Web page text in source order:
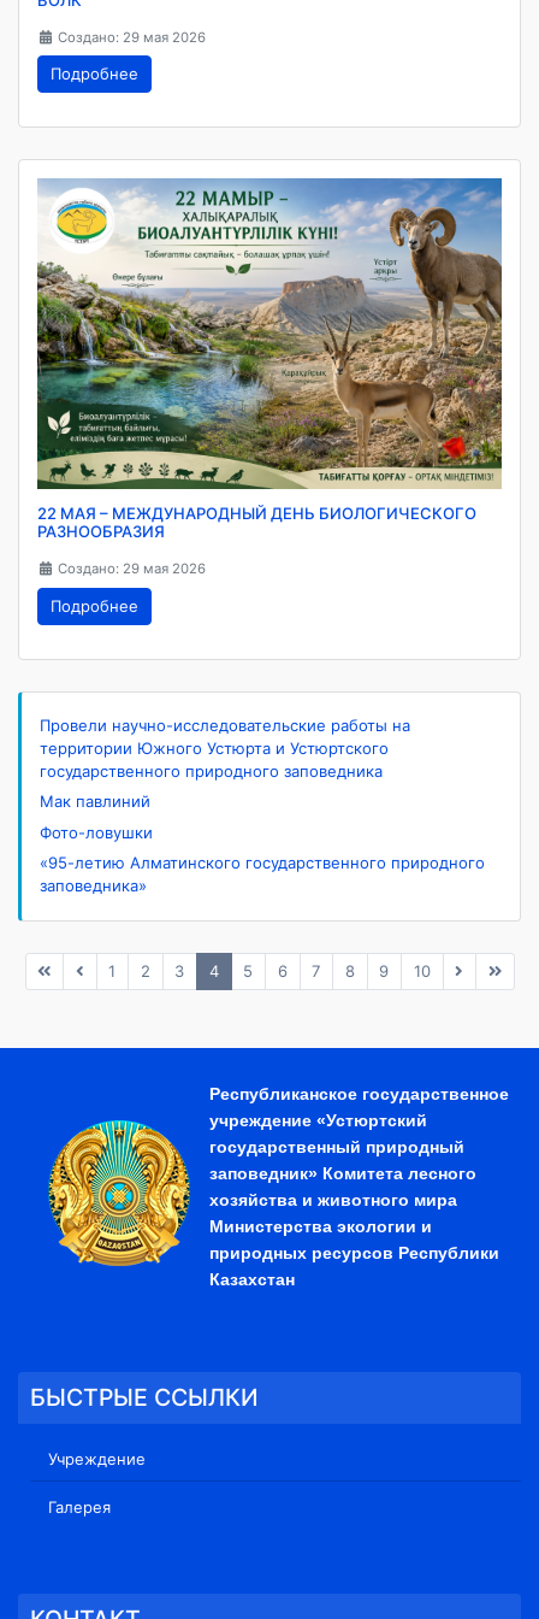
Создано: 29 мая 2026
Подробнее
22 МАЯ – МЕЖДУНАРОДНЫЙ ДЕНЬ БИОЛОГИЧЕСКОГО
РАЗНООБРАЗИЯ
Создано: 29 мая 2026
Подробнее
Провели научно-исследовательские работы на
территории Южного Устюрта и Устюртского
государственного природного заповедника
Мак павлиний
Фото-ловушки
«95-летию Алматинского государственного природного
заповедника»
1 2 3 4 5 6 7 8 9 10
Республиканское государственное
учреждение «Устюртский
государственный природный
заповедник» Комитета лесного
хозяйства и животного мира
Министерства экологии и
природных ресурсов Республики
Казахстан
БЫСТРЫЕ ССЫЛКИ
Учреждение
Галерея